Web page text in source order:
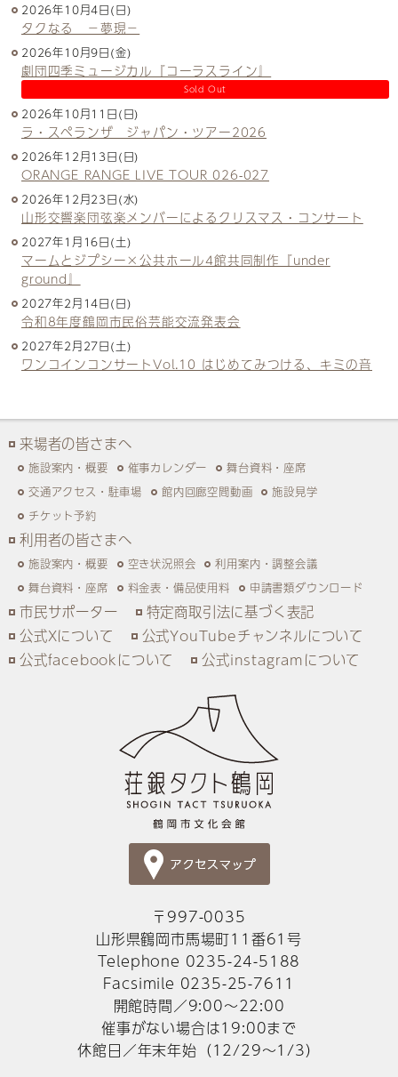
2026年10月4日(日)
タクなる －夢現－
2026年10月9日(金)
劇団四季ミュージカル『コーラスライン』
Sold Out
2026年10月11日(日)
ラ・スペランザ ジャパン・ツアー2026
2026年12月13日(日)
ORANGE RANGE LIVE TOUR 026-027
2026年12月23日(水)
山形交響楽団弦楽メンバーによるクリスマス・コンサート
2027年1月16日(土)
マームとジプシー×公共ホール4館共同制作『under
ground』
2027年2月14日(日)
令和8年度鶴岡市民俗芸能交流発表会
2027年2月27日(土)
ワンコインコンサートVol.10 はじめてみつける、キミの音
来場者の皆さまへ
施設案内・概要 催事カレンダー
舞台資料・座席
交通アクセス・駐車場
館内回廊空間動画
施設見学
チケット予約
利用者の皆さまへ
施設案内・概要 空き状況照会
利用案内・調整会議
舞台資料・座席
料金表・備品使用料 申請書類ダウンロード
市民サポーター
特定商取引法に基づく表記
公式Xについて
公式YouTubeチャンネルについて
公式facebookについて
公式instagramについて
〒997-0035
山形県鶴岡市馬場町11番61号
Telephone 0235-24-5188
Facsimile 0235-25-7611
開館時間／9:00～22:00
催事がない場合は19:00まで
休館日／年末年始（12/29～1/3）